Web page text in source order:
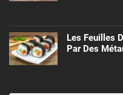
Les Feuilles
Par Des